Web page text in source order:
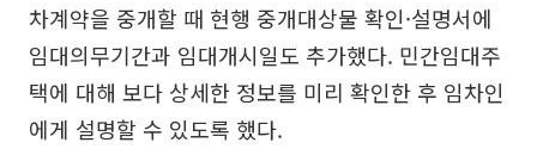
차계약을 중개할 때 현행 중개대상물 확인·설명서에
임대의무기간과 임대개시일도 추가했다. 민간임대주
택에 대해 보다 상세한 정보를 미리 확인한 후 임차인
에게 설명할 수 있도록 했다.